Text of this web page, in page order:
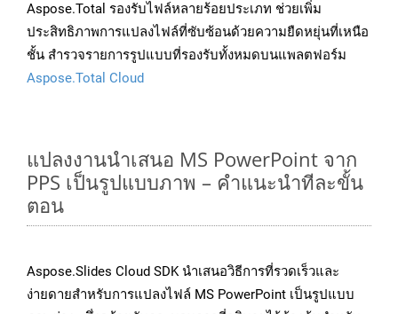
Aspose.Total รองรับไฟล์หลายร้อยประเภท ช่วยเพิ่ม
ประสิทธิภาพการแปลงไฟล์ที่ซับซ้อนด้วยความยืดหยุ่นที่เหนือ
ชั้น สำรวจรายการรูปแบบที่รองรับทั้งหมดบนแพลตฟอร์ม
Aspose.Total Cloud
แปลงงานนำเสนอ MS PowerPoint จาก
PPS เป็นรูปแบบภาพ – คำแนะนำทีละขั้น
ตอน
Aspose.Slides Cloud SDK นำเสนอวิธีการที่รวดเร็วและ
ง่ายดายสำหรับการแปลงไฟล์ MS PowerPoint เป็นรูปแบบ